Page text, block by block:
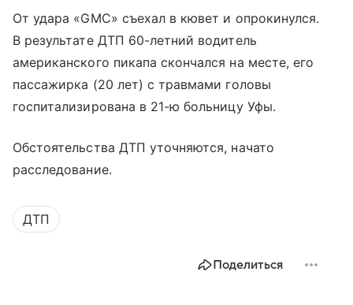
От удара «GMC» съехал в кювет и опрокинулся.
В результате ДТП 60-летний водитель
американского пикапа скончался на месте, его
пассажирка (20 лет) с травмами головы
госпитализирована в 21-ю больницу Уфы.
Обстоятельства ДТП уточняются, начато
расследование.
ДТП
Поделиться